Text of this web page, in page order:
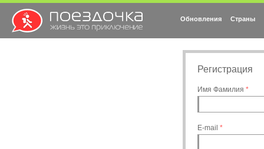
Обновления Страны
Регистрация
Имя Фамилия *
E-mail *